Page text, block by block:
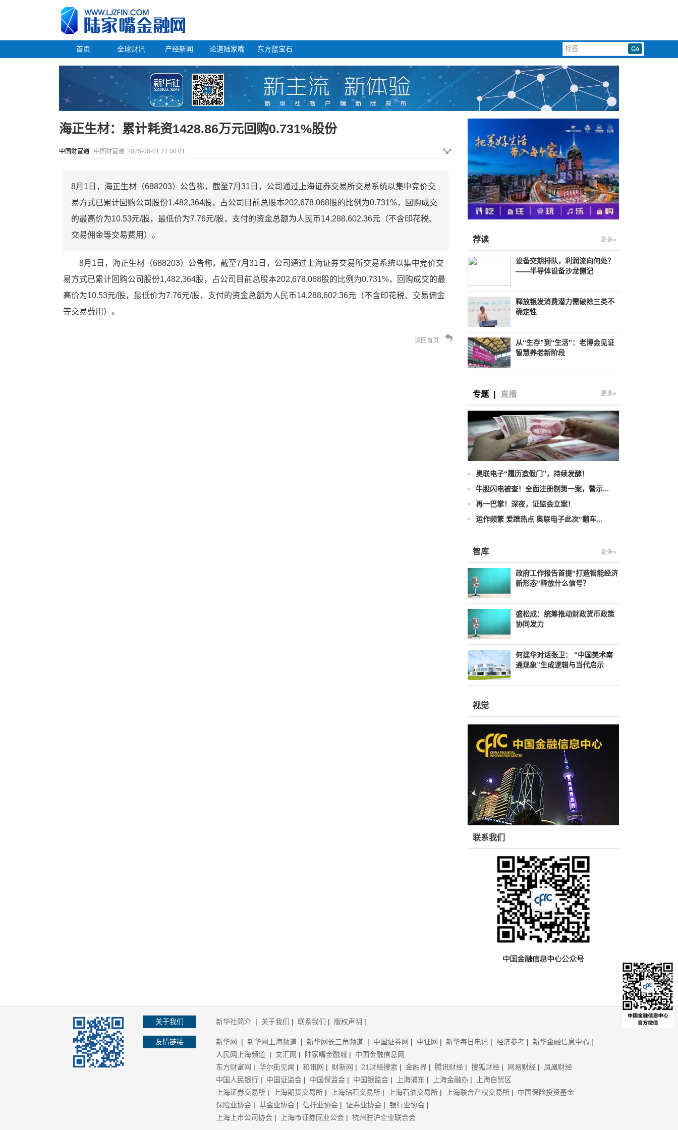
首页 全球财讯 产经新闻 论道陆家嘴 东方蓝宝石
海正生材：累计耗资1428.86万元回购0.731%股份
中国财富通 中国财富通 2025-08-01 21:00:01
8月1日，海正生材（688203）公告称，截至7月31日，公司通过上海证券交易所交易系统以集中竞价交
易方式已累计回购公司股份1,482,364股，占公司目前总股本202,678,068股的比例为0.731%，回购成交
的最高价为10.53元/股，最低价为7.76元/股，支付的资金总额为人民币14,288,602.36元（不含印花税、
交易佣金等交易费用）。
8月1日，海正生材（688203）公告称，截至7月31日，公司通过上海证券交易所交易系统以集中竞价交
易方式已累计回购公司股份1,482,364股，占公司目前总股本202,678,068股的比例为0.731%，回购成交的最
高价为10.53元/股，最低价为7.76元/股，支付的资金总额为人民币14,288,602.36元（不含印花税、交易佣金
等交易费用）。
返回首页
荐读 更多»
设备交期排队，利润流向何处？
——半导体设备沙龙侧记
释放银发消费潜力需破除三类不
确定性
从“生存”到“生活”：老博会见证
智慧养老新阶段
专题 直播 更多»
奥联电子“履历造假门”，持续发酵！
牛股闪电被查！全面注册制第一案，警示...
再一巴掌！深夜，证监会立案！
运作频繁 爱蹭热点 奥联电子此次“翻车...
智库 更多»
政府工作报告首提“打造智能经济
新形态”释放什么信号？
盛松成：统筹推动财政货币政策
协同发力
何建华对话张卫： “中国美术南
通现象”生成逻辑与当代启示
视觉
联系我们
关于我们
友情链接
新华社简介 | 关于我们 | 联系我们 | 版权声明 |
新华网 | 新华网上海频道 | 新华网长三角频道 | 中国证券网 | 中证网 | 新华每日电讯 | 经济参考 | 新华金融信息中心 |
人民网上海频道 | 文汇网 | 陆家嘴金融城 | 中国金融信息网
东方财富网 | 华尔街见闻 | 和讯网 | 财新网 | 21财经搜索 | 金融界 | 腾讯财经 | 搜狐财经 | 网易财经 | 凤凰财经
中国人民银行 | 中国证监会 | 中国保监会 | 中国银监会 | 上海浦东 | 上海金融办 |
上海自贸区
上海证券交易所 | 上海期货交易所 | 上海钻石交易所 | 上海石油交易所 | 上海联合产权交易所 | 中国保险投资基金
保险业协会 | 基金业协会 | 信托业协会 | 证券业协会 | 银行业协会 |
上海上市公司协会 | 上海市证券同业公会 | 杭州驻沪企业联合会